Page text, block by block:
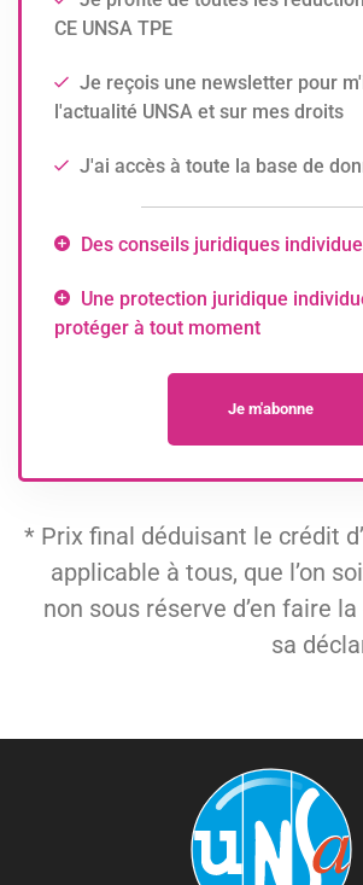
CE UNSA TPE
Je reçois une newsletter pour
l'actualité UNSA et sur mes droits
J'ai accès à toute la base de
Des conseils juridiques
Une protection juridique
protéger à tout moment
Je m'abonne
* Prix final déduisant le crédit
applicable à tous, que l’on
non sous réserve d’en faire
sa